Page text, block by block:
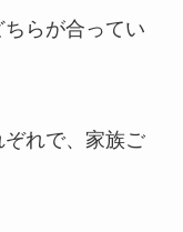
らが合ってい
れで、家族ご